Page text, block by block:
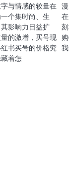
与情感的较量在
个集时尚、生
影响力日益扩
的激增，买号现
书买号的价格究
着怎